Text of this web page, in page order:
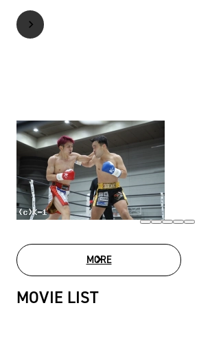
MOREPHOTO GALLERY
MOVIE LIST